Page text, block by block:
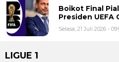
Boikot Final
Presiden UEFA
Selasa, 21 Juli 2026 -
LIGUE 1